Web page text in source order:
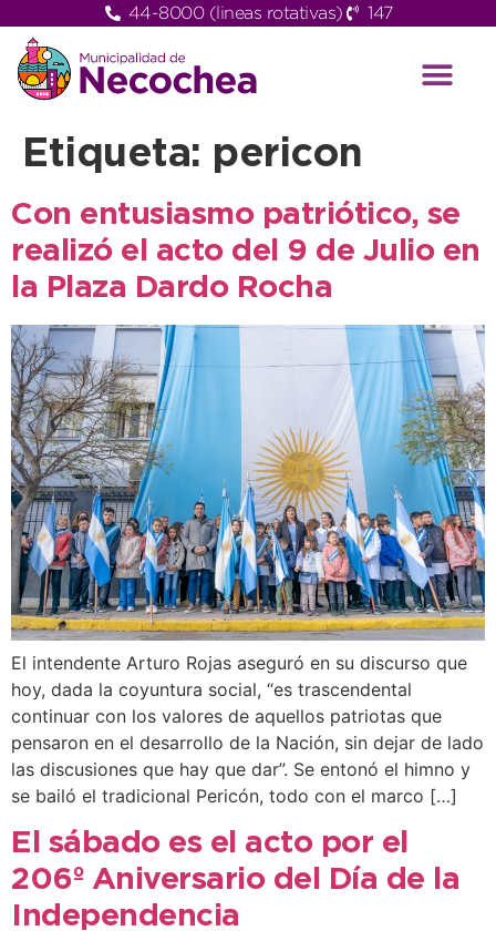
44-8000 (lineas rotativas) 147
Etiqueta: pericon
Con entusiasmo patriótico, se
realizó el acto del 9 de Julio en
la Plaza Dardo Rocha
El intendente Arturo Rojas aseguró en su discurso que
hoy, dada la coyuntura social, “es trascendental
continuar con los valores de aquellos patriotas que
pensaron en el desarrollo de la Nación, sin dejar de lado
las discusiones que hay que dar”. Se entonó el himno y
se bailó el tradicional Pericón, todo con el marco […]
El sábado es el acto por el
206º Aniversario del Día de la
Independencia